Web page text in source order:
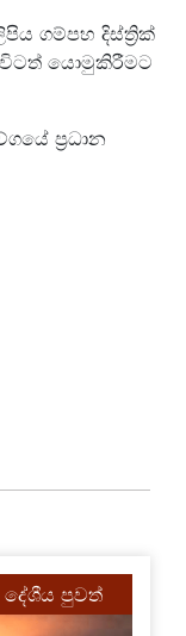
ගම්පහ දිස්ත්‍රික්
යොමුකිරීමට
ප්‍රධාන
දේශීය පුවත්